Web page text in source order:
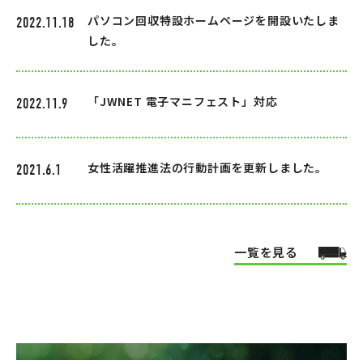
2022.11.18
パソコン回収特設ホームページを開設いたしま
した。
2022.11.9 「JWNET 電子マニフェスト」対応
2021.6.1 女性活躍推進法の行動計画を更新しました。
一覧を見る